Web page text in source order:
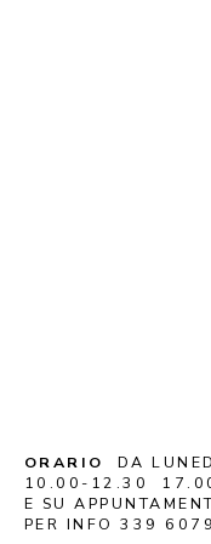
ORARIO
DA
10.00-12.30
E SU
PER INFO 339